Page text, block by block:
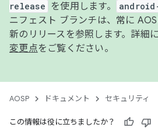
release
を使用します。
ニフェスト ブランチは、常に
新のリリースを参照します。詳細
変更点をご覧ください。
AOSP ドキュメント セキュリティ
この情報は役に立ちましたか？